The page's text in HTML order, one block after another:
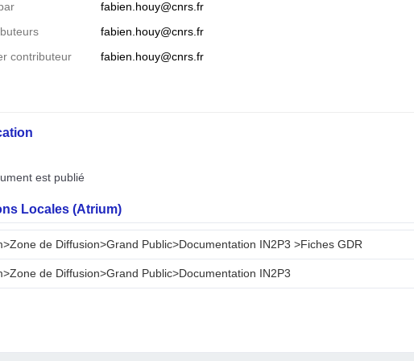
fabien.houy@cnrs.fr
fabien.houy@cnrs.fr
contributeur fabien.houy@cnrs.fr
est publié
Locales (Atrium)
de Diffusion>Grand Public>Documentation IN2P3 >Fiches GDR
de Diffusion>Grand Public>Documentation IN2P3